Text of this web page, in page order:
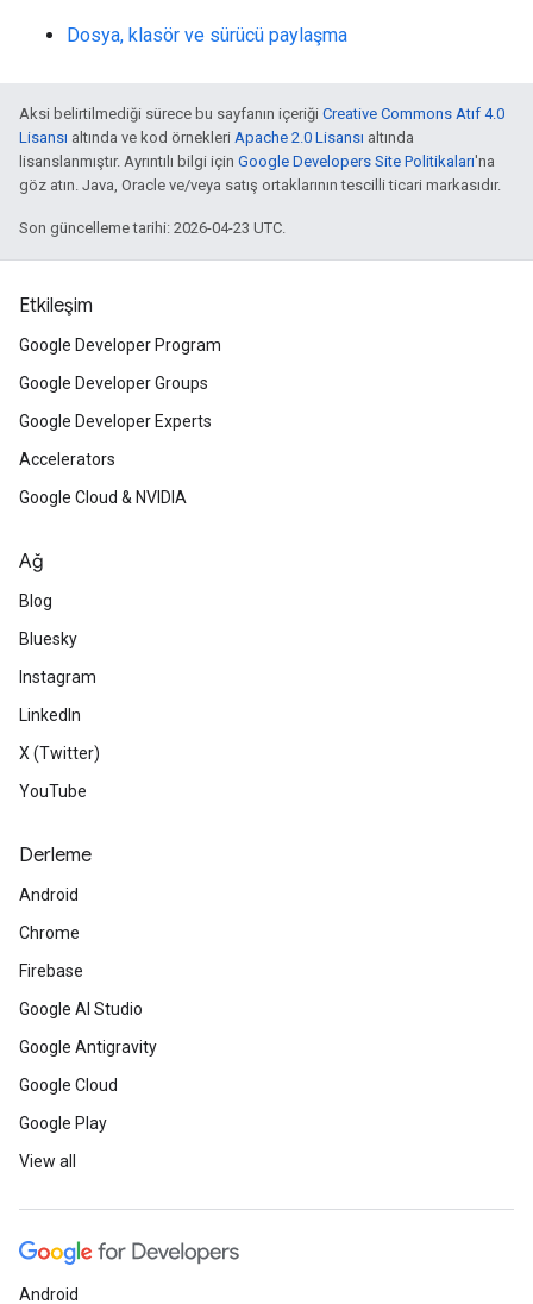
Dosya, klasör ve sürücü paylaşma
Aksi belirtilmediği sürece bu sayfanın içeriği Creative Commons Atıf 4.0
Lisansı altında ve kod örnekleri Apache 2.0 Lisansı altında
lisanslanmıştır. Ayrıntılı bilgi için Google Developers Site Politikaları'na
göz atın. Java, Oracle ve/veya satış ortaklarının tescilli ticari markasıdır.
Son güncelleme tarihi: 2026-04-23 UTC.
Etkileşim
Google Developer Program
Google Developer Groups
Google Developer Experts
Accelerators
Google Cloud & NVIDIA
Ağ
Blog
Bluesky
Instagram
LinkedIn
X (Twitter)
YouTube
Derleme
Android
Chrome
Firebase
Google AI Studio
Google Antigravity
Google Cloud
Google Play
View all
Android